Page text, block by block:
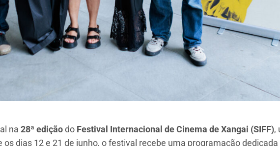
na 28ª ediçãodo Festival Internacional de Cinema de Xangai (SIFF),
dias 12 e 21 de junho, o festival recebe uma programação